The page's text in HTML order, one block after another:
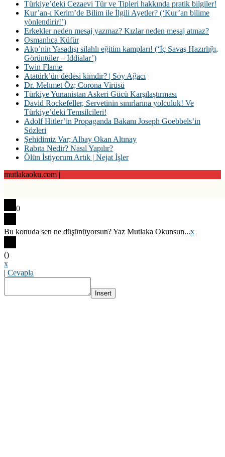
Türkiye’deki Cezaevi Tür ve Tipleri hakkında pratik bilgiler!
Kur’an-ı Kerim’de Bilim ile İlgili Ayetler? (‘Kur’an bilime
yönlendirir!’)
Erkekler neden mesaj yazmaz? Kızlar neden mesaj atmaz?
Osmanlıca Küfür
Akp’nin Yasadışı silahlı eğitim kampları! (‘İç Savaş Hazırlığı,
Görüntüler – İddialar’)
Twin Flame
Atatürk’ün dedesi kimdir? | Soy Ağacı
Dr. Mehmet Öz; Corona Virüsü
Türkiye Yunanistan Askeri Gücü Karşılaştırması
David Rockefeller, Servetinin sınırlarına yolculuk! Ve
Türkiye’deki Temsilcileri!
Adolf Hitler’in Propaganda Bakanı Joseph Goebbels’in
Sözleri
Şehidimiz Var; Albay Okan Altınay
Rabıta Nedir? Nasıl Yapılır?
Ölün İstiyorum Artık | Nejat İşler
mutlakaoku.com |
0
Bu konuda sen ne düşünüyorsun? Yaz Mutlaka Okunsun...x
()
x
| Cevapla
Insert